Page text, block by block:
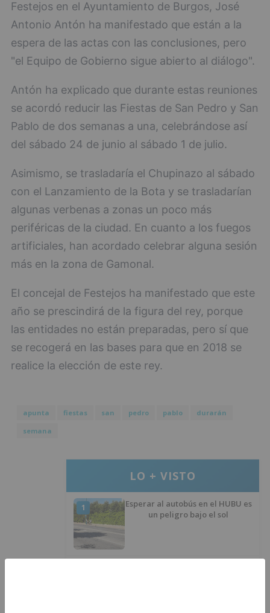
Festejos en el Ayuntamiento de Burgos, José
Antonio Antón ha manifestado que están a la
espera de las actas con las conclusiones, pero
"el Equipo de Gobierno sigue abierto al diálogo".
Antón ha explicado que durante estas reuniones
se acordó reducir las Fiestas de San Pedro y San
Pablo de dos semanas a una, celebrándose así
del sábado 24 de junio al sábado 1 de julio.
Asimismo, se trasladaría el Chupinazo al sábado
con el Lanzamiento de la Bota y se trasladarían
algunas verbenas a zonas un poco más
periféricas de la ciudad. En cuanto a los fuegos
artificiales, han acordado celebrar alguna sesión
más en la zona de Gamonal.
El concejal de Festejos ha manifestado que este
año se prescindirá de la figura del rey, porque
las entidades no están preparadas, pero sí que
se recogerá en las bases para que en 2018 se
realice la elección de este rey.
apunta fiestas san pedro pablo
durarán
semana
LO + VISTO
1
Esperar al autobús en el HUBU es
un peligro bajo el sol